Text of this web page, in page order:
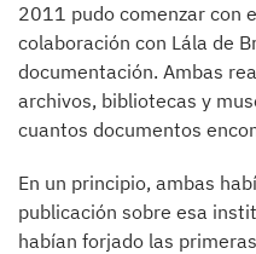
2011 pudo comenzar con
colaboración con Lála de
documentación. Ambas
archivos, bibliotecas y
cuantos documentos
En un principio, ambas
publicación sobre esa
habían forjado las